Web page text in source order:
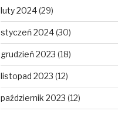
luty 2024(29)
styczeń 2024(30)
grudzień 2023 (18)
listopad 2023 (12)
październik 2023 (12)